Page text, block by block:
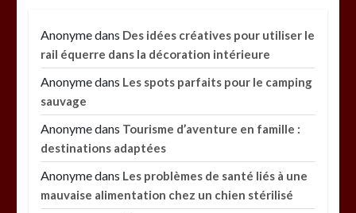
Anonymedans Des idées créatives pour utiliser le
rail équerre dans la décoration intérieure
Anonymedans Les spots parfaits pour le camping
sauvage
Anonymedans Tourisme d’aventure en famille :
destinations adaptées
Anonymedans Les problèmes de santé liés à une
mauvaise alimentation chez un chien stérilisé